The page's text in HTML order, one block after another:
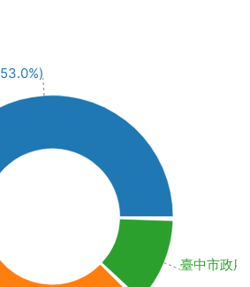
臺中市政府